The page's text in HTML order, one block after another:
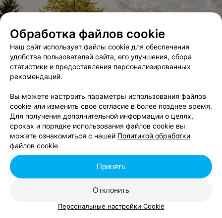
Обработка файлов cookie
Наш сайт использует файлы cookie для обеспечения
удобства пользователей сайта, его улучшения, сбора
статистики и предоставления персонализированных
рекомендаций.
Вы можете настроить параметры использования файлов
cookie или изменить свое согласие в более позднее время.
Для получения дополнительной информации о целях,
сроках и порядке использования файлов cookie вы
можете ознакомиться с нашей Политикой обработки
файлов cookie
Отклонить
Принять
Персональные настройки Cookie